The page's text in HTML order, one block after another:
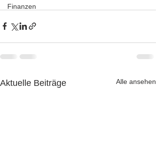
Finanzen
Aktuelle Beiträge Alle ansehen